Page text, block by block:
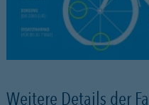
Weitere Details der